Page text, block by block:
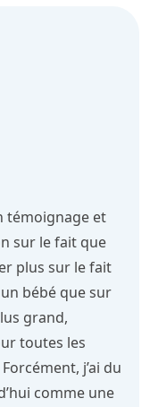
témoignage et
sur le fait que
plus sur le fait
un bébé que sur
grand,
toutes les
j’ai du
comme une